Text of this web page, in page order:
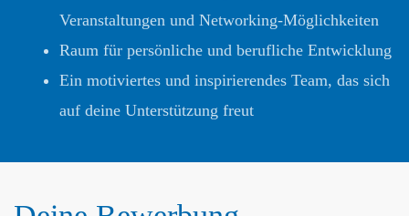
Veranstaltungen und Networking-Möglichkeiten
Raum für persönliche und berufliche Entwicklung
Ein motiviertes und inspirierendes Team, das sich
auf deine Unterstützung freut